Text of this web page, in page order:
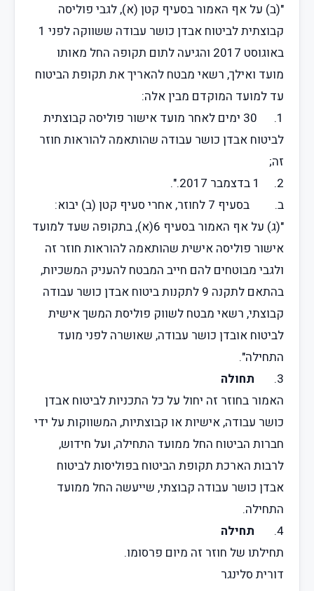
"(ב) על אף האמור בסעיף קטן (א), לגבי פוליסה
קבוצתית לביטוח אבדן כושר עבודה ששווקה לפני 1
באוגוסט 2017 והגיעה לתום תקופה החל מאותו
מועד ואילך, רשאי מבטח להאריך את תקופת הביטוח
עד למועד המוקדם מבין אלה:
1. 30 ימים לאחר מועד אישור פוליסה קבוצתית
לביטוח אבדן כושר עבודה שהותאמה להוראות חוזר
זה;
2. 1 בדצמבר 2017.".
ב. בסעיף 7 לחוזר, אחרי סעיף קטן (ב) יבוא:
"(ג) על אף האמור בסעיף 6(א), בתקופה שעד למועד
אישור פוליסה אישית שהותאמה להוראות חוזר זה
ולגבי מבוטחים להם חייב המבטח להעניק המשכיות,
בהתאם לתקנה 9 לתקנות ביטוח אבדן כושר עבודה
קבוצתי, רשאי מבטח לשווק פוליסת המשך אישית
לביטוח אובדן כושר עבודה, שאושרה לפני מועד
התחילה".
3.
תחולה
האמור בחוזר זה יחול על כל התכניות לביטוח אבדן
כושר עבודה, אישיות או קבוצתיות, המשווקות על ידי
חברות הביטוח החל ממועד התחילה, ועל חידוש,
לרבות הארכת תקופת הביטוח בפוליסות לביטוח
אבדן כושר עבודה קבוצתי, שייעשה החל ממועד
התחילה.
4.
תחילה
תחילתו של חוזר זה מיום פרסומו.
דורית סלינגר